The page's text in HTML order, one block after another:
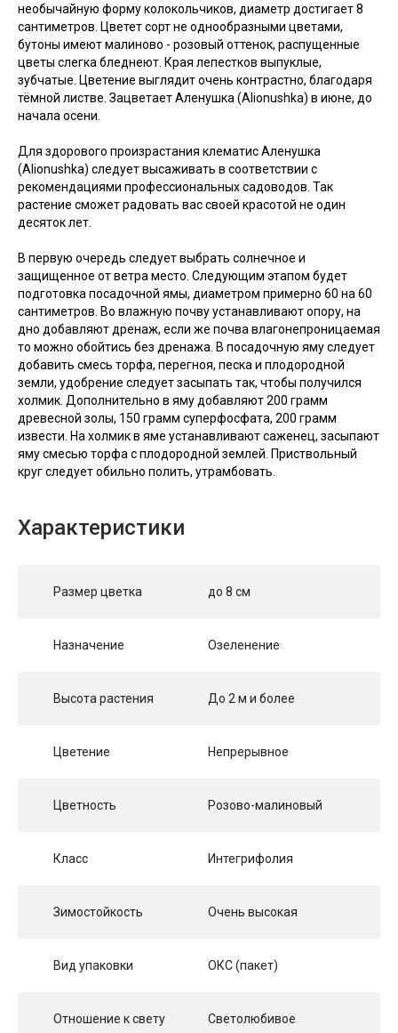
необычайную форму колокольчиков, диаметр достигает 8
сантиметров. Цветет сорт не однообразными цветами,
бутоны имеют малиново - розовый оттенок, распущенные
цветы слегка бледнеют. Края лепестков выпуклые,
зубчатые. Цветение выглядит очень контрастно, благодаря
тёмной листве. Зацветает Аленушка (Alionushka) в июне, до
начала осени.
Для здорового произрастания клематис Аленушка
(Alionushka) следует высаживать в соответствии с
рекомендациями профессиональных садоводов. Так
растение сможет радовать вас своей красотой не один
десяток лет.
В первую очередь следует выбрать солнечное и
защищенное от ветра место. Следующим этапом будет
подготовка посадочной ямы, диаметром примерно 60 на 60
сантиметров. Во влажную почву устанавливают опору, на
дно добавляют дренаж, если же почва влагонепроницаемая
то можно обойтись без дренажа. В посадочную яму следует
добавить смесь торфа, перегноя, песка и плодородной
земли, удобрение следует засыпать так, чтобы получился
холмик. Дополнительно в яму добавляют 200 грамм
древесной золы, 150 грамм суперфосфата, 200 грамм
извести. На холмик в яме устанавливают саженец, засыпают
яму смесью торфа с плодородной землей. Приствольный
круг следует обильно полить, утрамбовать.
Характеристики
Размер цветка до 8 см
Назначение Озеленение
Высота растения До 2 м и более
Цветение Непрерывное
Цветность Розово-малиновый
Класс Интегрифолия
Зимостойкость Очень высокая
Вид упаковки ОКС (пакет)
Отношение к свету Светолюбивое